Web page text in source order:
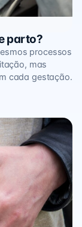
parto?
processos
mas
cada gestação.